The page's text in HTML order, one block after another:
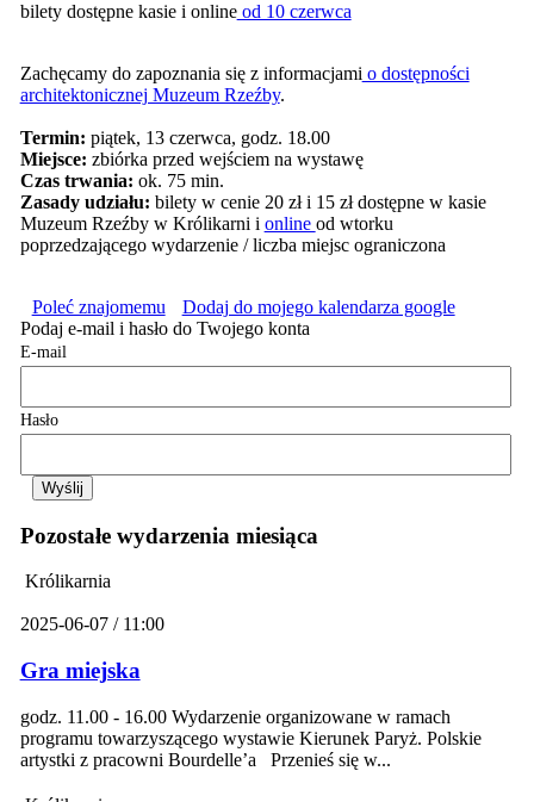
bilety dostępne kasie i onlineod 10 czerwca
Zachęcamy do zapoznania się z informacjami o dostępności
architektonicznej Muzeum Rzeźby.
Termin: piątek, 13 czerwca, godz. 18.00
Miejsce: zbiórka przed wejściem na wystawę
Czas trwania: ok. 75 min.
Zasady udziału: bilety w cenie 20 zł i 15 zł dostępne w kasie
Muzeum Rzeźby w Królikarni i online od wtorku
poprzedzającego wydarzenie / liczba miejsc ograniczona
Poleć znajomemu
Dodaj do mojego kalendarza google
Podaj e-mail i hasło do Twojego konta
E-mail
Hasło
Pozostałe wydarzenia miesiąca
Królikarnia
2025-06-07 / 11:00
Gra miejska
godz. 11.00 - 16.00 Wydarzenie organizowane w ramach
programu towarzyszącego wystawie Kierunek Paryż. Polskie
artystki z pracowni Bourdelle’a Przenieś się w...